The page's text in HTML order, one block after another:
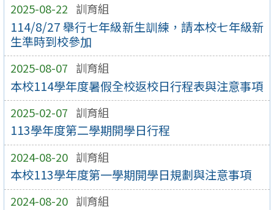
2025-08-22 訓育組
114/8/27 舉行七年級新生訓練，請本校七年級新
生準時到校參加
2025-08-07 訓育組
本校114學年度暑假全校返校日行程表與注意事項
2025-02-07 訓育組
113學年度第二學期開學日行程
2024-08-20 訓育組
本校113學年度第一學期開學日規劃與注意事項
2024-08-20 訓育組